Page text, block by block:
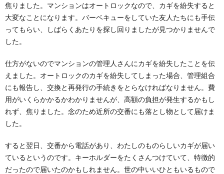
焦りました。マンションはオートロックなので、カギを紛失すると
大変なことになります。バーベキューをしていた友人たちにも手伝
ってもらい、しばらくあたりを探し回りましたが見つかりませんで
した。
仕方がないのでマンションの管理人さんにカギを紛失したことを伝
えました。オートロックのカギを紛失してしまった場合、管理組合
にも報告し、交換と再発行の手続きをとらなければなりません。費
用がいくらかかるかわかりませんが、高額の負担が発生するかもし
れず、焦りました。念のため近所の交番にも落とし物として届けま
した。
すると翌日、交番から電話があり、わたしのものらしいカギが届い
ているというのです。キーホルダーをたくさんつけていて、特徴的
だったので届いたのかもしれません。世の中いいひともいるもので